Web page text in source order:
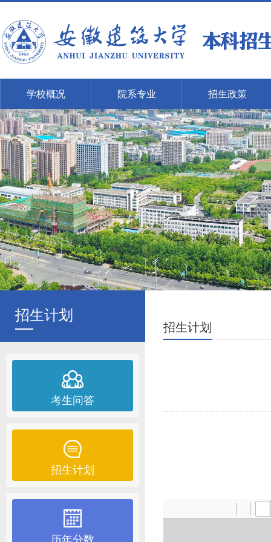
学校概况 院系专业 招生政策
招生计划
考生问答
招生计划
历年分数
招生计划